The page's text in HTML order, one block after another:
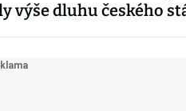
výše dluhu českého